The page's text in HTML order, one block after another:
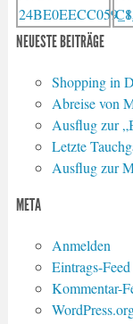
NEUESTE BEITRÄGE
Shopping in
Abreise von
Ausflug zur
Letzte
Ausflug zur
META
Anmelden
Eintrags-Feed
Kommentar-